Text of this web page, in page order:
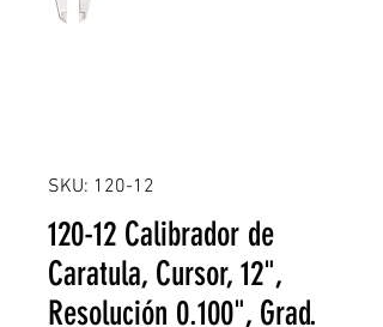
SKU: 120-12
120-12 Calibrador de
Caratula, Cursor, 12",
Resolución 0.100", Grad.